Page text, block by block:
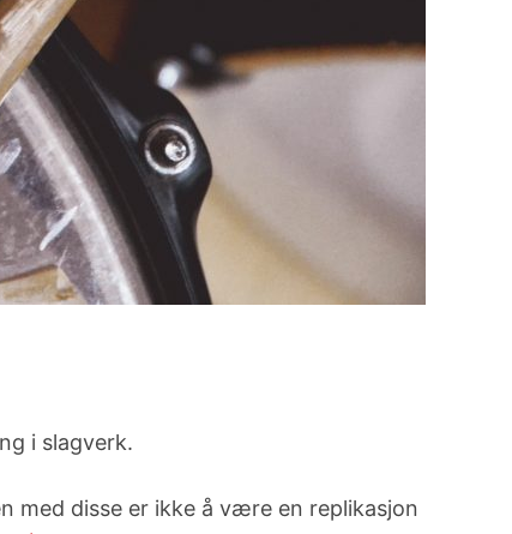
for fjernundervisning
i slagverk.
med disse er ikke å være en replikasjon